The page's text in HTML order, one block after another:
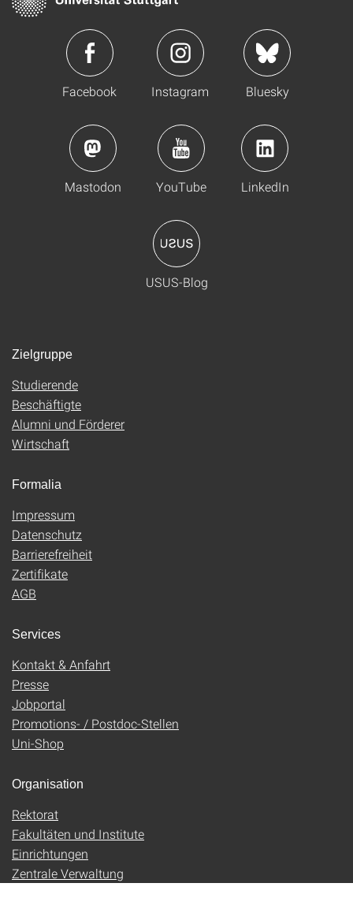
Facebook Instagram Bluesky
Mastodon YouTube LinkedIn
USUS-Blog
Zielgruppe
Studierende
Beschäftigte
Alumni und Förderer
Wirtschaft
Formalia
Impressum
Datenschutz
Barrierefreiheit
Zertifikate
AGB
Services
Kontakt & Anfahrt
Presse
Jobportal
Promotions- / Postdoc-Stellen
Uni-Shop
Organisation
Rektorat
Fakultäten und Institute
Einrichtungen
Zentrale Verwaltung